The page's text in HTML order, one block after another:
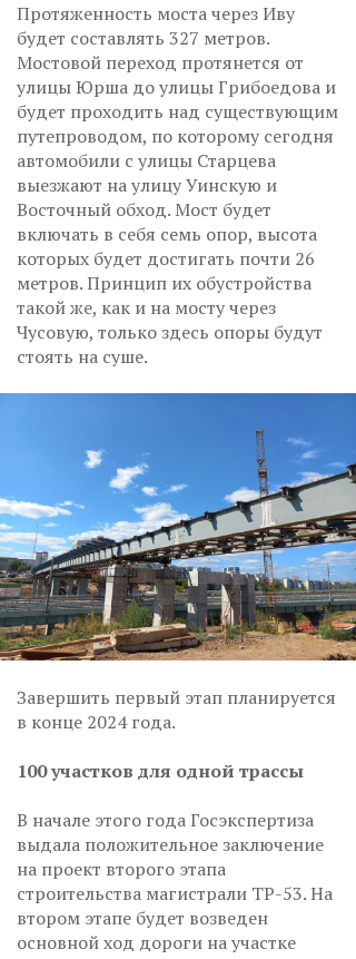
Протяженность моста через Иву
будет составлять 327 метров.
Мостовой переход протянется от
улицы Юрша до улицы Грибоедова и
будет проходить над существующим
путепроводом, по которому сегодня
автомобили с улицы Старцева
выезжают на улицу Уинскую и
Восточный обход. Мост будет
включать в себя семь опор, высота
которых будет достигать почти 26
метров. Принцип их обустройства
такой же, как и на мосту через
Чусовую, только здесь опоры будут
стоять на суше.
Завершить первый этап планируется
в конце 2024 года.
100 участков для одной трассы
В начале этого года Госэкспертиза
выдала положительное заключение
на проект второго этапа
строительства магистрали ТР-53. На
втором этапе будет возведен
основной ход дороги на участке